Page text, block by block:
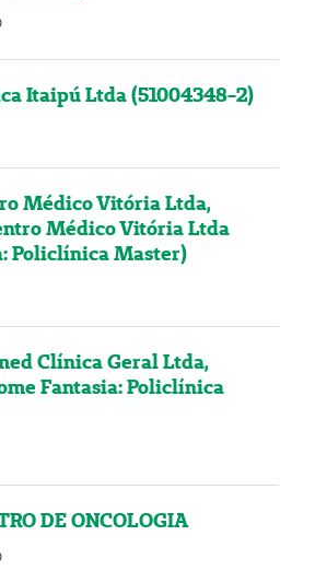
Itaipú Ltda (51004348-2)
Médico Vitória Ltda,
Médico Vitória Ltda
Policlínica Master)
Clínica Geral Ltda,
Fantasia: Policlínica
DE ONCOLOGIA